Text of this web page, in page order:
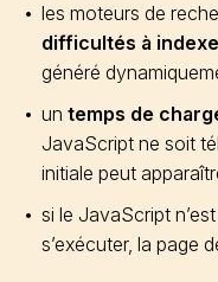
les moteurs de
difficultés à
généré
un temps de
JavaScript ne soit
initiale peut
si le JavaScript
s’exécuter, la page